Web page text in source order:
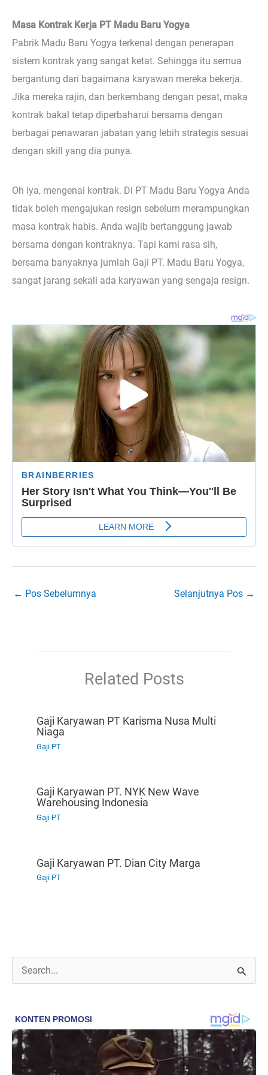
Masa Kontrak Kerja PT Madu Baru Yogya
Pabrik Madu Baru Yogya terkenal dengan penerapan
sistem kontrak yang sangat ketat. Sehingga itu semua
bergantung dari bagaimana karyawan mereka bekerja.
Jika mereka rajin, dan berkembang dengan pesat, maka
kontrak bakal tetap diperbaharui bersama dengan
berbagai penawaran jabatan yang lebih strategis sesuai
dengan skill yang dia punya.
Oh iya, mengenai kontrak. Di PT Madu Baru Yogya Anda
tidak boleh mengajukan resign sebelum merampungkan
masa kontrak habis. Anda wajib bertanggung jawab
bersama dengan kontraknya. Tapi kami rasa sih,
bersama banyaknya jumlah Gaji PT. Madu Baru Yogya,
sangat jarang sekali ada karyawan yang sengaja resign.
← Pos Sebelumnya Selanjutnya Pos →
Related Posts
Gaji Karyawan PT Karisma Nusa Multi
Niaga
Gaji PT
Gaji Karyawan PT. NYK New Wave
Warehousing Indonesia
Gaji PT
Gaji Karyawan PT. Dian City Marga
Gaji PT
a
u
n